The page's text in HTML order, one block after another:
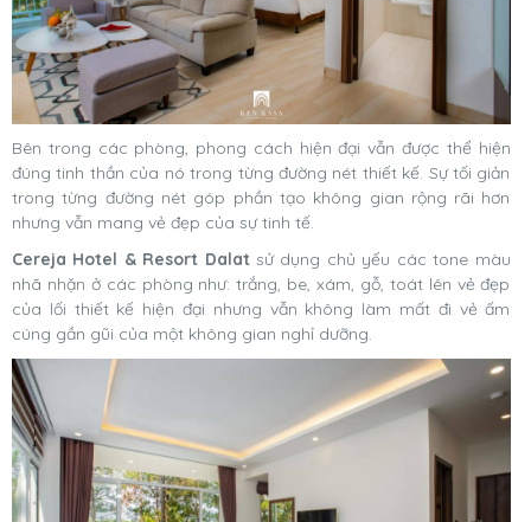
Bên trong các phòng, phong cách hiện đại vẫn được thể hiện
đúng tinh thần của nó trong từng đường nét thiết kế. Sự tối giản
trong từng đường nét góp phần tạo không gian rộng rãi hơn
nhưng vẫn mang vẻ đẹp của sự tinh tế.
Cereja Hotel & Resort Dalatsử dụng chủ yếu các tone màu
nhã nhặn ở các phòng như: trắng, be, xám, gỗ, toát lên vẻ đẹp
của lối thiết kế hiện đại nhưng vẫn không làm mất đi vẻ ấm
cúng gần gũi của một không gian nghỉ dưỡng.